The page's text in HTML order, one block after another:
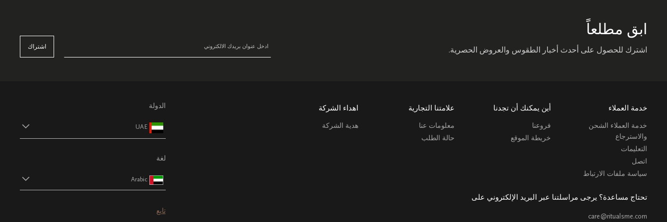
ابق مطلعاً
اشترك للحصول على أحدث أخبار الطقوس والعروض الحصرية. اشتراك
خدمة العملاء
خدمة العملاء الشحن
والاسترجاع
التعليمات
اتصل
سياسة ملفات الارتباط
أين يمكنك أن تجدنا
فروعنا
خريطة الموقع
علامتنا التجارية
معلومات عنا
حالة الطلب
اهداء الشركة
هدية الشركة
تحتاج مساعدة؟ يرجى مراسلتنا عبر البريد الإلكتروني على
care@ritualsme.com
الدولة
UAE
لغة
Arabic
تابع